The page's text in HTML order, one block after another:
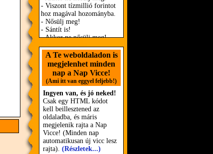
A Te weboldaladon is
megjelenhet minden
nap a Nap Vicce!
(Ami itt van eggyel feljebb!)
Ingyen van, és jó neked!
Csak egy HTML kódot
kell beillesztened az
oldaladba, és máris
megjelenik rajta a Nap
Vicce! (Minden nap
automatikusan új vicc lesz
rajta). (Részletek...)